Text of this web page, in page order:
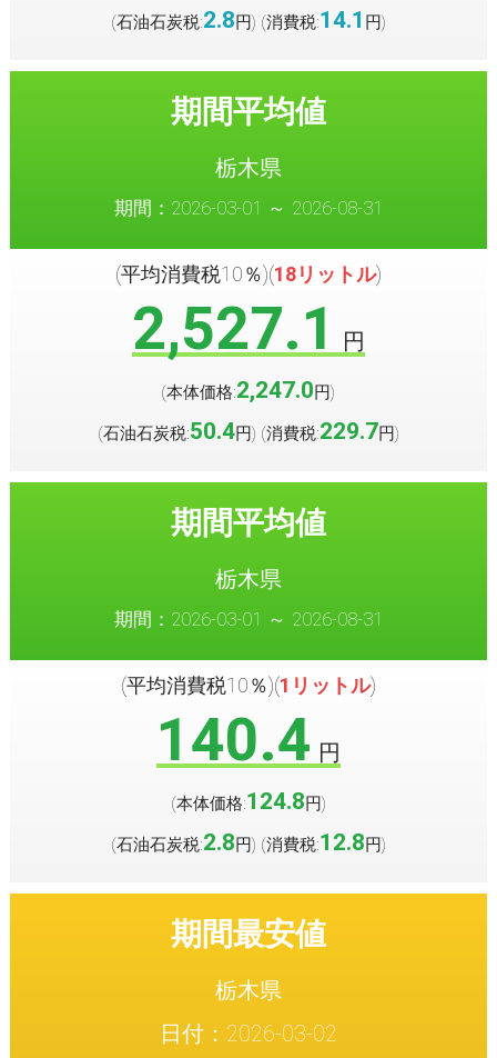
(石油石炭税:2.8円) (消費税:14.1 円)
期間平均値
栃木県
期間：2026-03-01 ～ 2026-08-31
(平均消費税10％)(18リットル)
2,527.1 円
(本体価格:2,247.0円)
(石油石炭税:50.4円) (消費税:229.7円)
期間平均値
栃木県
期間：2026-03-01 ～ 2026-08-31
(平均消費税10％)(1リットル)
140.4 円
(本体価格:124.8円)
(石油石炭税:2.8円) (消費税:12.8円)
期間最安値
栃木県
日付：2026-03-02